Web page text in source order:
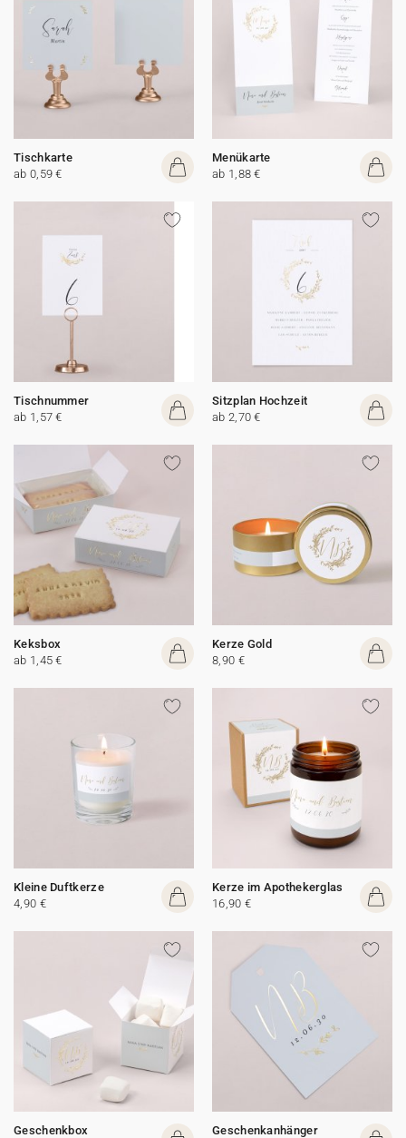
Tischkarte
ab 0,59 €
Menükarte
ab 1,88 €
Tischnummer
ab 1,57 €
Sitzplan Hochzeit
ab 2,70 €
Keksbox
ab 1,45 €
Kerze Gold
8,90 €
Kleine Duftkerze
4,90 €
Kerze im Apothekerglas
16,90 €
Geschenkbox
Geschenkanhänger